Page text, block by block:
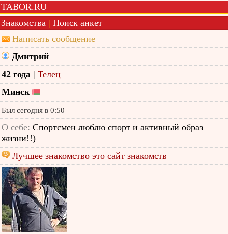
TABOR.RU
Знакомства | Поиск анкет
Написать сообщение
Дмитрий
42 года | Телец
Минск
Был сегодня в 0:50
О себе: Спортсмен люблю спорт и активный образ
жизни!!)
Лучшее знакомство это сайт знакомств